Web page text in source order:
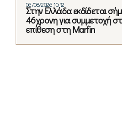
06/08/2026 10:12
Στην Ελλάδα εκδίδεται
46χρονη για συμμετοχή
επίθεση στη Marfin